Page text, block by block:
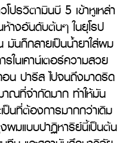
โปรวิตามินบี 5 เข้าหูเหล่า
ห้างอันดับต้นๆ ในยุโรป
นก็กลายเป็นน้ำยาใส่ผม
นเคาน์เตอร์ความสวย
น ปารีส ไปจนถึงมาดริด
าณที่จำกัดมาก ทำให้มัน
ป็นที่ต้องการมากกว่าเดิม
มแบบปาฏิหาริย์นี้เป็นต้น